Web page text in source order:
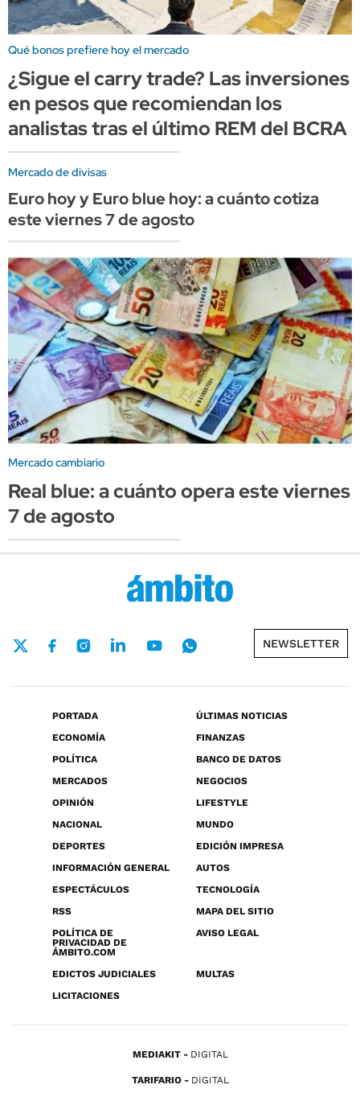
Qué bonos prefiere hoy el mercado
¿Sigue el carry trade? Las inversiones
en pesos que recomiendan los
analistas tras el último REM del BCRA
Mercado de divisas
Euro hoy y Euro blue hoy: a cuánto cotiza
este viernes 7 de agosto
Mercado cambiario
Real blue: a cuánto opera este viernes
7 de agosto
NEWSLETTER
PORTADA
ÚLTIMAS NOTICIAS
ECONOMÍA
FINANZAS
POLÍTICA
BANCO DE DATOS
MERCADOS
NEGOCIOS
OPINIÓN
LIFESTYLE
NACIONAL
MUNDO
DEPORTES
EDICIÓN IMPRESA
INFORMACIÓN GENERAL
AUTOS
ESPECTÁCULOS
TECNOLOGÍA
RSS
MAPA DEL SITIO
POLÍTICA DE
PRIVACIDAD DE
ÁMBITO.COM
AVISO LEGAL
EDICTOS JUDICIALES
MULTAS
LICITACIONES
MEDIAKIT DIGITAL
TARIFARIO DIGITAL